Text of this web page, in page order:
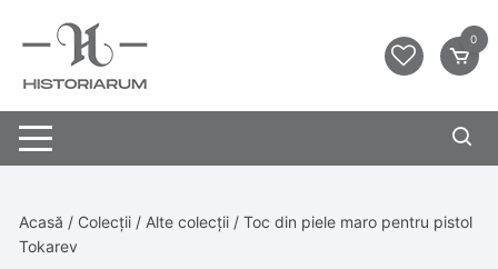
0
Acasă / Colecții / Alte colecții / Toc din piele maro pentru pistol
Tokarev